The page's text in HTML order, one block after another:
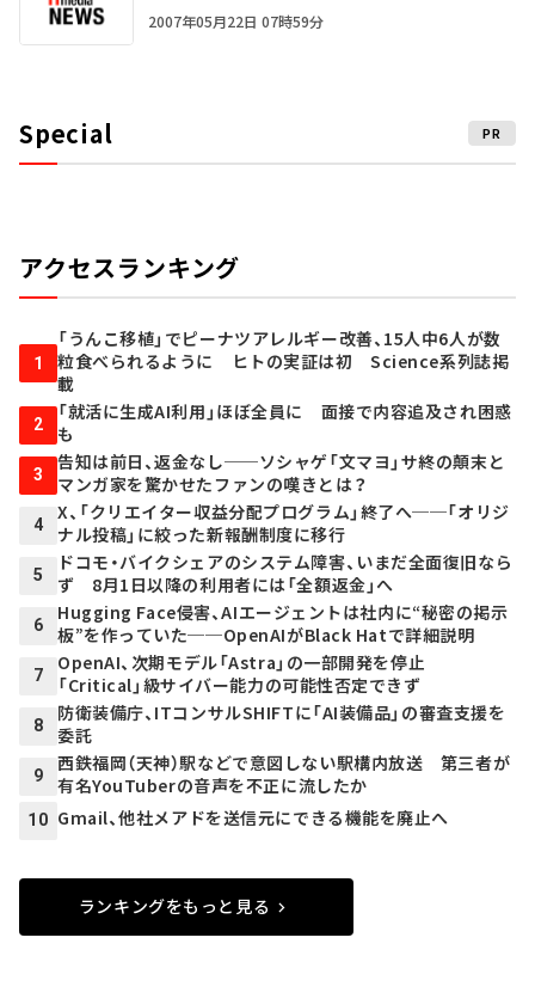
2007年05月22日 07時59分
Special PR
アクセスランキング
1
「うんこ移植」でピーナツアレルギー改善、15人中6人が数
粒食べられるように ヒトの実証は初 Science系列誌掲
載
2
「就活に生成AI利用」ほぼ全員に 面接で内容追及され困惑
も
3
告知は前日、返金なし──ソシャゲ「文マヨ」サ終の顛末と
マンガ家を驚かせたファンの嘆きとは？
4
X、「クリエイター収益分配プログラム」終了へ──「オリジ
ナル投稿」に絞った新報酬制度に移行
5
ドコモ・バイクシェアのシステム障害、いまだ全面復旧なら
ず 8月1日以降の利用者には「全額返金」へ
6
Hugging Face侵害、AIエージェントは社内に“秘密の掲示
板”を作っていた──OpenAIがBlack Hatで詳細説明
7
OpenAI、次期モデル「Astra」の一部開発を停止
「Critical」級サイバー能力の可能性否定できず
8
防衛装備庁、ITコンサルSHIFTに「AI装備品」の審査支援を
委託
9
西鉄福岡（天神）駅などで意図しない駅構内放送 第三者が
有名YouTuberの音声を不正に流したか
10 Gmail、他社メアドを送信元にできる機能を廃止へ
ランキングをもっと見る